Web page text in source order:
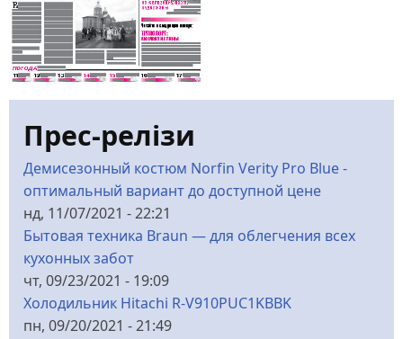
Прес-релізи
Демисезонный костюм Norfin Verity Pro Blue -
оптимальный вариант до доступной цене
нд, 11/07/2021 - 22:21
Бытовая техника Braun — для облегчения всех
кухонных забот
чт, 09/23/2021 - 19:09
Холодильник Hitachi R-V910PUC1KBBK
пн, 09/20/2021 - 21:49